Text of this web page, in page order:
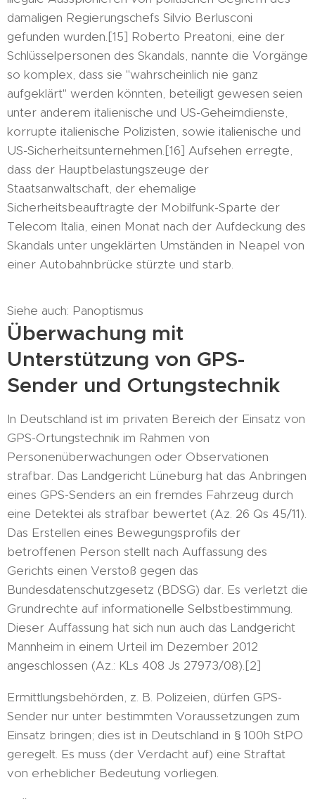
damaligen Regierungschefs Silvio Berlusconi
gefunden wurden.[15] Roberto Preatoni, eine der
Schlüsselpersonen des Skandals, nannte die Vorgänge
so komplex, dass sie "wahrscheinlich nie ganz
aufgeklärt" werden könnten, beteiligt gewesen seien
unter anderem italienische und US-Geheimdienste,
korrupte italienische Polizisten, sowie italienische und
US-Sicherheitsunternehmen.[16] Aufsehen erregte,
dass der Hauptbelastungszeuge der
Staatsanwaltschaft, der ehemalige
Sicherheitsbeauftragte der Mobilfunk-Sparte der
Telecom Italia, einen Monat nach der Aufdeckung des
Skandals unter ungeklärten Umständen in Neapel von
einer Autobahnbrücke stürzte und starb.
Siehe auch: Panoptismus
Überwachung mit
Unterstützung von GPS-
Sender und Ortungstechnik
In Deutschland ist im privaten Bereich der Einsatz von
GPS-Ortungstechnik im Rahmen von
Personenüberwachungen oder Observationen
strafbar. Das Landgericht Lüneburg hat das Anbringen
eines GPS-Senders an ein fremdes Fahrzeug durch
eine Detektei als strafbar bewertet (Az. 26 Qs 45/11).
Das Erstellen eines Bewegungsprofils der
betroffenen Person stellt nach Auffassung des
Gerichts einen Verstoß gegen das
Bundesdatenschutzgesetz (BDSG) dar. Es verletzt die
Grundrechte auf informationelle Selbstbestimmung.
Dieser Auffassung hat sich nun auch das Landgericht
Mannheim in einem Urteil im Dezember 2012
angeschlossen (Az.: KLs 408 Js 27973/08).[2]
Ermittlungsbehörden, z. B. Polizeien, dürfen GPS-
Sender nur unter bestimmten Voraussetzungen zum
Einsatz bringen; dies ist in Deutschland in § 100h StPO
geregelt. Es muss (der Verdacht auf) eine Straftat
von erheblicher Bedeutung vorliegen.